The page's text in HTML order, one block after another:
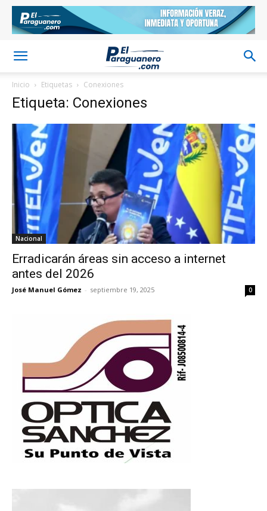
Inicio Etiquetas Conexiones
Etiqueta: Conexiones
Nacional
Erradicarán áreas sin acceso a internet
antes del 2026
José Manuel Gómez - septiembre 19, 2025 0